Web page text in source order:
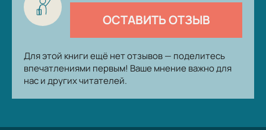
ОСТАВИТЬ ОТЗЫВ
Для этой книги ещё нет отзывов — поделитесь
впечатлениями первым! Ваше мнение важно для
нас и других читателей.